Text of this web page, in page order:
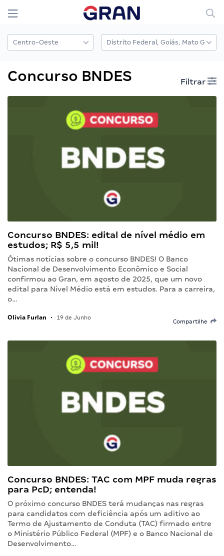
Concurso BNDES Filtrar
Concurso BNDES: edital de nível médio em
estudos; R$ 5,5 mil!
Ótimas notícias sobre o concurso BNDES! O Banco
Nacional de Desenvolvimento Econômico e Social
confirmou ao Gran, em agosto de 2025, que um novo
edital para Nível Médio está em estudos. Para a carreira,
o…
Olivia Furlan • 19 de Junho
Compartilhe
Concurso BNDES: TAC com MPF muda regras
para PcD; entenda!
O próximo concurso BNDES terá mudanças nas regras
para candidatos com deficiência após um aditivo ao
Termo de Ajustamento de Conduta (TAC) firmado entre
o Ministério Público Federal (MPF) e o Banco Nacional de
Desenvolvimento…